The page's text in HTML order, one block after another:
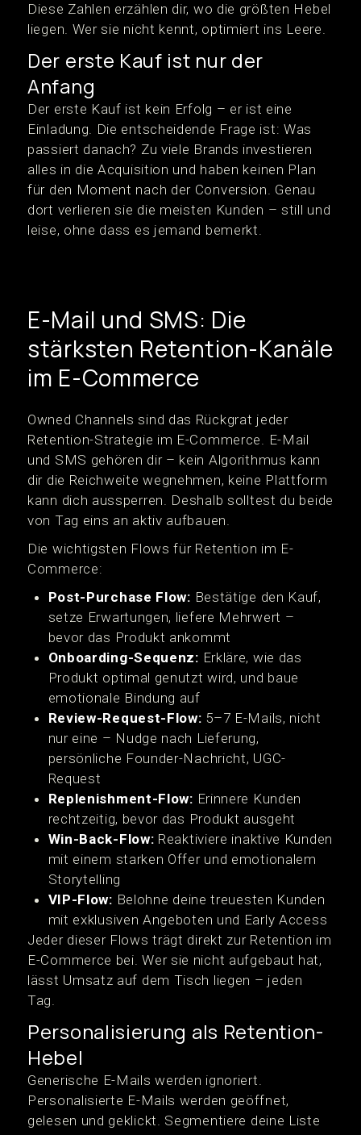
Diese Zahlen erzählen dir, wo die größten Hebel
liegen. Wer sie nicht kennt, optimiert ins Leere.
Der erste Kauf ist nur der
Anfang
Der erste Kauf ist kein Erfolg – er ist eine
Einladung. Die entscheidende Frage ist: Was
passiert danach? Zu viele Brands investieren
alles in die Acquisition und haben keinen Plan
für den Moment nach der Conversion. Genau
dort verlieren sie die meisten Kunden – still und
leise, ohne dass es jemand bemerkt.
E-Mail und SMS: Die
stärksten Retention-Kanäle
im E-Commerce
Owned Channels sind das Rückgrat jeder
Retention-Strategie im E-Commerce. E-Mail
und SMS gehören dir – kein Algorithmus kann
dir die Reichweite wegnehmen, keine Plattform
kann dich aussperren. Deshalb solltest du beide
von Tag eins an aktiv aufbauen.
Die wichtigsten Flows für Retention im E-
Commerce:
Post-Purchase Flow: Bestätige den Kauf,
setze Erwartungen, liefere Mehrwert –
bevor das Produkt ankommt
Onboarding-Sequenz: Erkläre, wie das
Produkt optimal genutzt wird, und baue
emotionale Bindung auf
Review-Request-Flow: 5–7 E-Mails, nicht
nur eine – Nudge nach Lieferung,
persönliche Founder-Nachricht, UGC-
Request
Replenishment-Flow: Erinnere Kunden
rechtzeitig, bevor das Produkt ausgeht
Win-Back-Flow: Reaktiviere inaktive Kunden
mit einem starken Offer und emotionalem
Storytelling
VIP-Flow: Belohne deine treuesten Kunden
mit exklusiven Angeboten und Early Access
Jeder dieser Flows trägt direkt zur Retention im
E-Commerce bei. Wer sie nicht aufgebaut hat,
lässt Umsatz auf dem Tisch liegen – jeden
Tag.
Personalisierung als Retention-
Hebel
Generische E-Mails werden ignoriert.
Personalisierte E-Mails werden geöffnet,
gelesen und geklickt. Segmentiere deine Liste